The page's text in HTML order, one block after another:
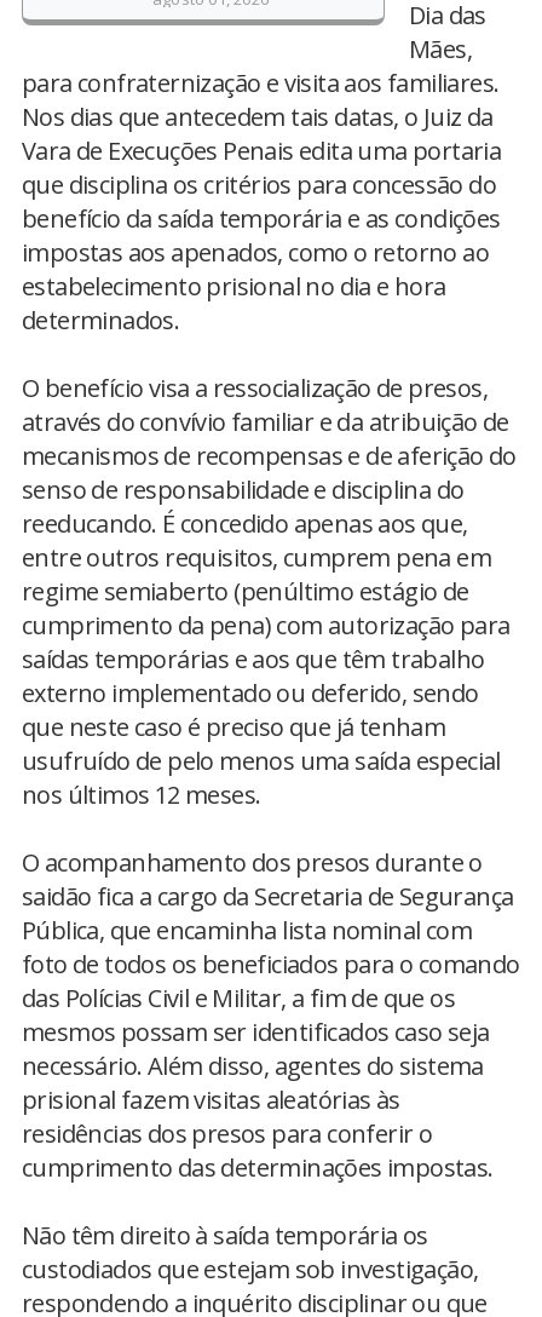
Dia das
Mães,
para confraternização e visita aos familiares.
Nos dias que antecedem tais datas, o Juiz da
Vara de Execuções Penais edita uma portaria
que disciplina os critérios para concessão do
benefício da saída temporária e as condições
impostas aos apenados, como o retorno ao
estabelecimento prisional no dia e hora
determinados.
O benefício visa a ressocialização de presos,
através do convívio familiar e da atribuição de
mecanismos de recompensas e de aferição do
senso de responsabilidade e disciplina do
reeducando. É concedido apenas aos que,
entre outros requisitos, cumprem pena em
regime semiaberto (penúltimo estágio de
cumprimento da pena) com autorização para
saídas temporárias e aos que têm trabalho
externo implementado ou deferido, sendo
que neste caso é preciso que já tenham
usufruído de pelo menos uma saída especial
nos últimos 12 meses.
O acompanhamento dos presos durante o
saidão fica a cargo da Secretaria de Segurança
Pública, que encaminha lista nominal com
foto de todos os beneficiados para o comando
das Polícias Civil e Militar, a fim de que os
mesmos possam ser identificados caso seja
necessário. Além disso, agentes do sistema
prisional fazem visitas aleatórias às
residências dos presos para conferir o
cumprimento das determinações impostas.
Não têm direito à saída temporária os
custodiados que estejam sob investigação,
respondendo a inquérito disciplinar ou que